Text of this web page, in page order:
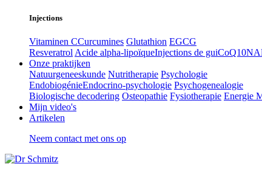
Injections
Vitaminen CCurcumines Glutathion EGCG
Resveratrol Acide alpha-lipoïqueInjections de guiCoQ10
Onze praktijken
Natuurgeneeskunde Nutritherapie Psychologie
EndobiogénieEndocrino-psychologie Psychogenealogie
Biologische decodering Osteopathie Fysiotherapie Energie
Mijn video's
Artikelen
Neem contact met ons op